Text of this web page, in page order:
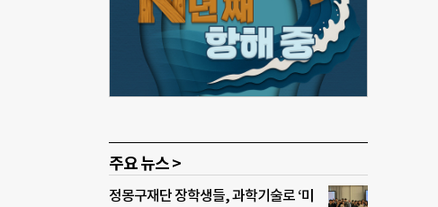
주요 뉴스 >
정몽구재단 장학생들, 과학기술로 ‘미